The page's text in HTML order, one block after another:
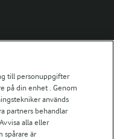
till personuppgifter
på din enhet . Genom
används
partners behandlar
alla eller
spårare är